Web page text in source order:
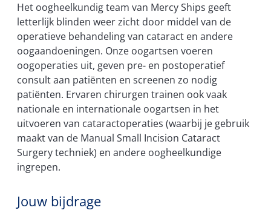
Het oogheelkundig team van Mercy Ships geeft
letterlijk blinden weer zicht door middel van de
operatieve behandeling van cataract en andere
oogaandoeningen. Onze oogartsen voeren
oogoperaties uit, geven pre- en postoperatief
consult aan patiënten en screenen zo nodig
patiënten. Ervaren chirurgen trainen ook vaak
nationale en internationale oogartsen in het
uitvoeren van cataractoperaties (waarbij je gebruik
maakt van de Manual Small Incision Cataract
Surgery techniek) en andere oogheelkundige
ingrepen.
Jouw bijdrage